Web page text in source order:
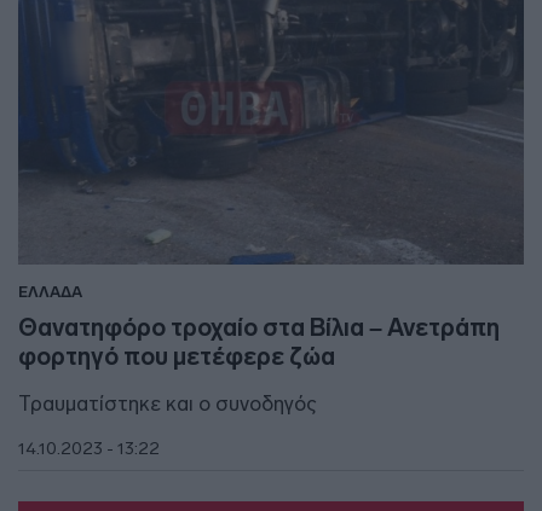
ΕΛΛΑΔΑ
Θανατηφόρο τροχαίο στα Βίλια – Ανετράπη
φορτηγό που μετέφερε ζώα
Τραυματίστηκε και ο συνοδηγός
14.10.2023 - 13:22